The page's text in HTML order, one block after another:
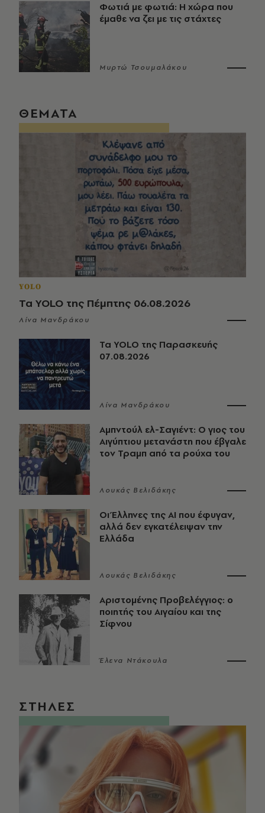
Φωτιά με φωτιά: Η χώρα που
έμαθε να ζει με τις στάχτες
Μυρτώ Τσουμαλάκου
ΘΕΜΑΤΑ
YOLO
Τα YOLO της Πέμπτης 06.08.2026
Λίνα Μανδράκου
Τα YOLO της Παρασκευής
07.08.2026
Λίνα Μανδράκου
Αμπντούλ ελ-Σαγιέντ: Ο γιος του
Αιγύπτιου μετανάστη που έβγαλε
τον Τραμπ από τα ρούχα του
Λουκάς Βελιδάκης
Οι Έλληνες της ΑΙ που έφυγαν,
αλλά δεν εγκατέλειψαν την
Ελλάδα
Λουκάς Βελιδάκης
Αριστομένης Προβελέγγιος: ο
ποιητής του Αιγαίου και της
Σίφνου
Έλενα Ντάκουλα
ΣΤΗΛΕΣ